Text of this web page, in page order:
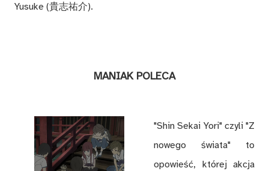
Yusuke (貴志祐介).
MANIAK POLECA
"Shin Sekai Yori" czyli "Z
nowego świata" to
opowieść, której akcja